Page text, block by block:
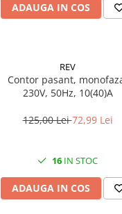
ADAUGA IN COS
REV
Contor pasant,
230V, 50Hz, 10(40)A
125,00 Lei72,99 Lei
16 IN STOC
ADAUGA IN COS